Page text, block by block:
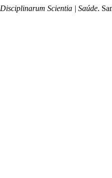
Disciplinarum Scientia | Saúde.